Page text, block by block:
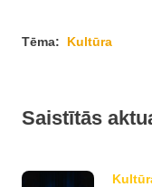
Tēma: Kultūra
Saistītās